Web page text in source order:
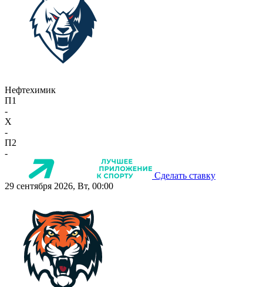
Нефтехимик
П1
-
X
-
П2
-
Сделать ставку
29 сентября 2026, Вт, 00:00